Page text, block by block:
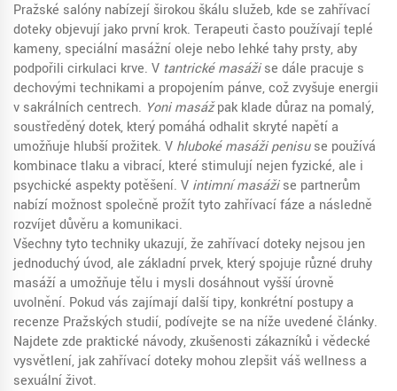
Pražské salóny nabízejí širokou škálu služeb, kde se zahřívací
doteky objevují jako první krok. Terapeuti často používají teplé
kameny, speciální masážní oleje nebo lehké tahy prsty, aby
podpořili cirkulaci krve. V tantrické masážise dále pracuje s
dechovými technikami a propojením pánve, což zvyšuje energii
v sakrálních centrech. Yoni masážpak klade důraz na pomalý,
soustředěný dotek, který pomáhá odhalit skryté napětí a
umožňuje hlubší prožitek. V hluboké masáži penisuse používá
kombinace tlaku a vibrací, které stimulují nejen fyzické, ale i
psychické aspekty potěšení. V intimní masážise partnerům
nabízí možnost společně prožít tyto zahřívací fáze a následně
rozvíjet důvěru a komunikaci.
Všechny tyto techniky ukazují, že zahřívací doteky nejsou jen
jednoduchý úvod, ale základní prvek, který spojuje různé druhy
masáží a umožňuje tělu i mysli dosáhnout vyšší úrovně
uvolnění. Pokud vás zajímají další tipy, konkrétní postupy a
recenze Pražských studií, podívejte se na níže uvedené články.
Najdete zde praktické návody, zkušenosti zákazníků i vědecké
vysvětlení, jak zahřívací doteky mohou zlepšit váš wellness a
sexuální život.